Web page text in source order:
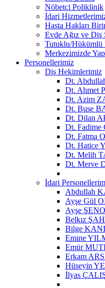
Nöbetçi Poliklinik
İdari
Hasta Hakları
Evde Ağız ve Diş
Tutuklu/
Merkezimizde
Personellerimiz
Diş Hekimlerimiz
Dt.
Dt. Ahmet
Dt. Azim
Dt. Buse
Dt. Dilan
Dt. Fadime
Dt. Fatma
Dt. Hatice
Dt. Melih
Dt. Merve
İdari
Abdullah
Ayşe Gül
Ayşe
Belkız
Bilge
Emine
Emür
Erkam
Hüseyin
İlyas